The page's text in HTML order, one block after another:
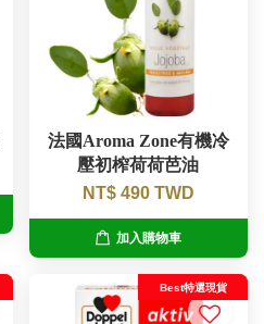
法國Aroma Zone有機冷
壓初榨荷荷芭油
NT$ 490 TWD
加入購物車
Best特選現貨